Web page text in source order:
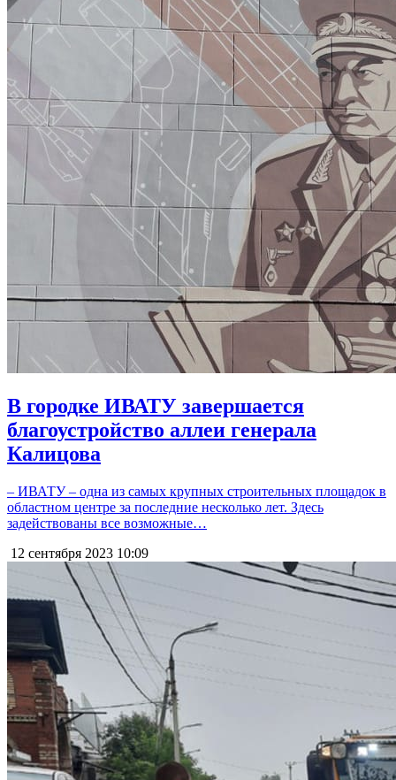
В городке ИВАТУ завершается
благоустройство аллеи генерала
Калицова
– ИВАТУ – одна из самых крупных строительных площадок в
областном центре за последние несколько лет. Здесь
задействованы все возможные…
12 сентября 2023 10:09